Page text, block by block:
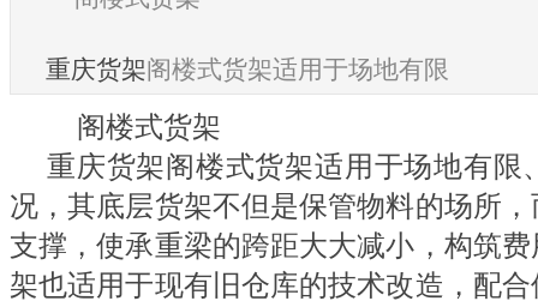
重庆货架阁楼式货架适用于场地有限
阁楼式货架
重庆货架阁楼式货架适用于场地有限
况，其底层货架不但是保管物料的场所
支撑，使承重梁的跨距大大减小，构筑
架也适用于现有旧仓库的技术改造，配